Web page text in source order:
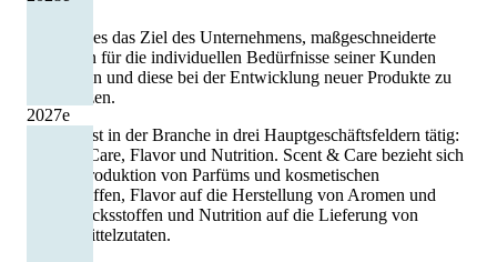
2027e
Dabei ist es das Ziel des Unternehmens, maßgeschneiderte
Lösungen für die individuellen Bedürfnisse seiner Kunden
anzubieten und diese bei der Entwicklung neuer Produkte zu
unterstützen.
Symrise ist in der Branche in drei Hauptgeschäftsfeldern tätig:
Scent & Care, Flavor und Nutrition. Scent & Care bezieht sich
auf die Produktion von Parfüms und kosmetischen
Inhaltsstoffen, Flavor auf die Herstellung von Aromen und
Geschmacksstoffen und Nutrition auf die Lieferung von
Lebensmittelzutaten.